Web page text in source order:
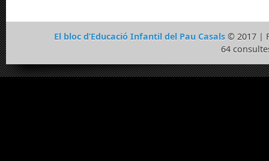
El bloc d’Educació Infantil del Pau Casals© 2017 |
64